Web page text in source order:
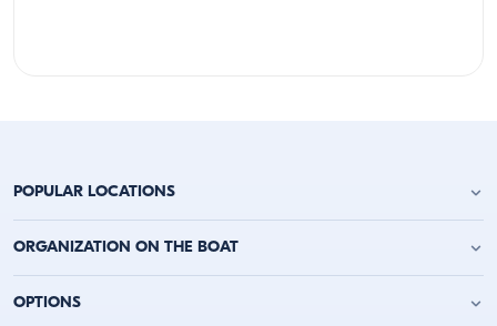
POPULAR LOCATIONS
Location de yacht à Antalya
Location de yacht à Kaş
ORGANIZATION ON THE BOAT
Fête d'anniversaire sur le yacht
OPTIONS